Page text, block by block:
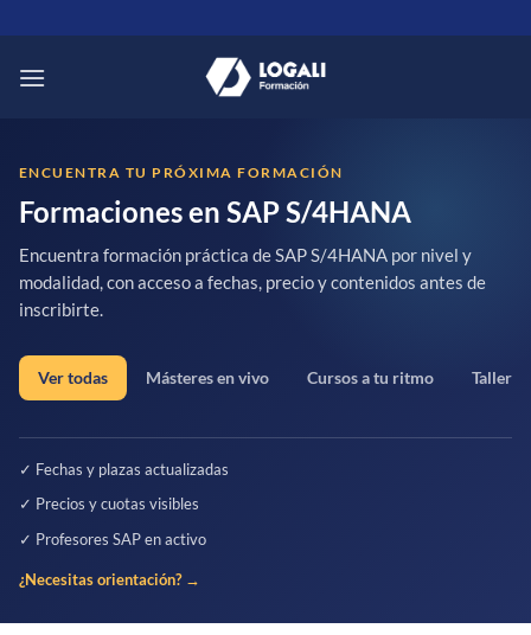
al
contenido
ENCUENTRA TU PRÓXIMA FORMACIÓN
Formaciones en SAP S/4HANA
Encuentra formación práctica de SAP S/4HANA por nivel y
modalidad, con acceso a fechas, precio y contenidos antes de
inscribirte.
Ver todas Másteres en vivo Cursos a tu ritmo
✓ Fechas y plazas actualizadas
✓ Precios y cuotas visibles
✓ Profesores SAP en activo
¿Necesitas orientación? →